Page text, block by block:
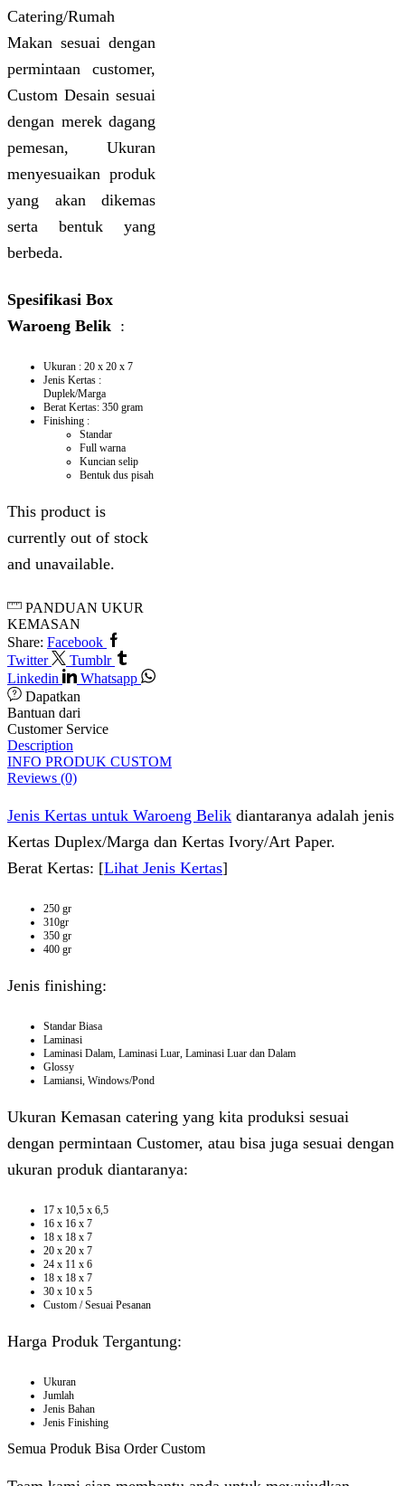
Catering/Rumah
Makan sesuai dengan
permintaan customer,
Custom Desain sesuai
dengan merek dagang
pemesan, Ukuran
menyesuaikan produk
yang akan dikemas
serta bentuk yang
berbeda.
Spesifikasi Box
Waroeng Belik :
Ukuran : 20 x 20 x 7
Jenis Kertas :
Duplek/Marga
Berat Kertas: 350 gram
Finishing :
Standar
Full warna
Kuncian selip
Bentuk dus pisah
This product is
currently out of stock
and unavailable.
PANDUAN UKUR
KEMASAN
Share: Facebook
Twitter
Tumblr
Linkedin
Whatsapp
Dapatkan
Bantuan dari
Customer Service
Description
INFO PRODUK CUSTOM
Reviews (0)
Jenis Kertas untuk Waroeng Belik diantaranya adalah jenis
Kertas Duplex/Marga dan Kertas Ivory/Art Paper.
Berat Kertas: [Lihat Jenis Kertas]
250 gr
310gr
350 gr
400 gr
Jenis finishing:
Standar Biasa
Laminasi
Laminasi Dalam, Laminasi Luar, Laminasi Luar dan Dalam
Glossy
Lamiansi, Windows/Pond
Ukuran Kemasan catering yang kita produksi sesuai
dengan permintaan Customer, atau bisa juga sesuai dengan
ukuran produk diantaranya:
17 x 10,5 x 6,5
16 x 16 x 7
18 x 18 x 7
20 x 20 x 7
24 x 11 x 6
18 x 18 x 7
30 x 10 x 5
Custom / Sesuai Pesanan
Harga Produk Tergantung:
Ukuran
Jumlah
Jenis Bahan
Jenis Finishing
Semua Produk Bisa Order Custom